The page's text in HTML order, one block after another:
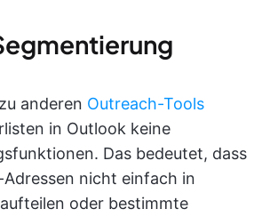
anderen Outreach-Tools
in Outlook keine
Das bedeutet, dass
Adressen nicht einfach in
oder bestimmte